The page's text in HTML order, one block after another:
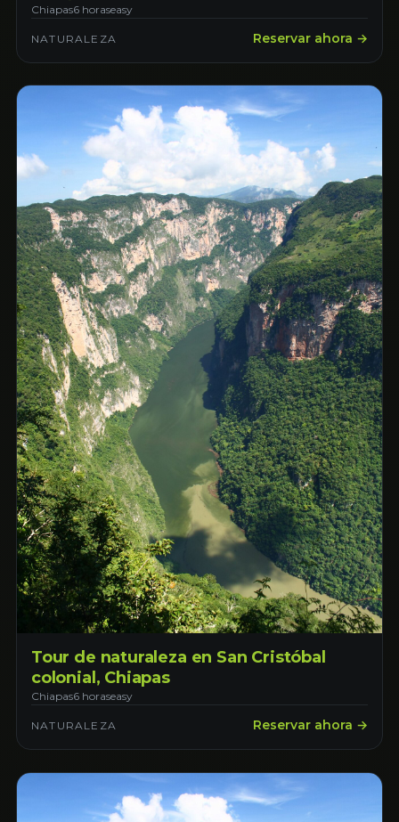
Chiapas6 horaseasy
NATURALEZA Reservar ahora →
Tour de naturaleza en San Cristóbal
colonial, Chiapas
Chiapas6 horaseasy
NATURALEZA Reservar ahora →